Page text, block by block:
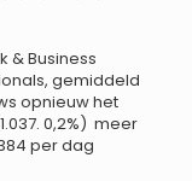
& Business
gemiddeld
opnieuw het
0,2%) meer
per dag